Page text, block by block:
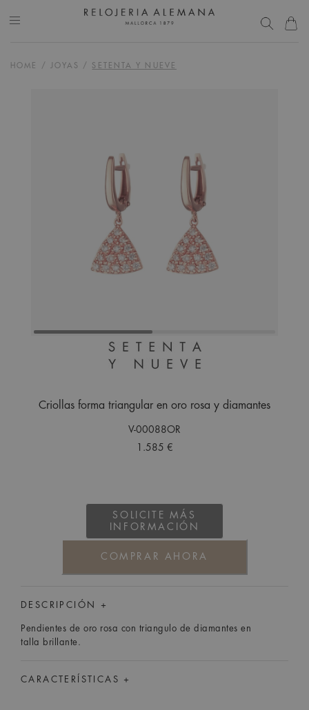
HOME / JOYAS / SETENTA Y NUEVE
Criollas forma triangular en oro rosa y diamantes
V-00088OR
1.585 €
SOLICITE MÁS
INFORMACIÓN
COMPRAR AHORA
DESCRIPCIÓN +
Pendientes de oro rosa con triangulo de diamantes en
talla brillante.
CARACTERÍSTICAS +